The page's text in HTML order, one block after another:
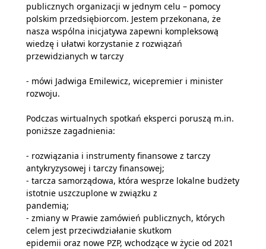
publicznych organizacji w jednym celu – pomocy
polskim przedsiębiorcom. Jestem przekonana, że
nasza wspólna inicjatywa zapewni kompleksową
wiedzę i ułatwi korzystanie z rozwiązań
przewidzianych w tarczy
- mówi Jadwiga Emilewicz, wicepremier i minister
rozwoju.
Podczas wirtualnych spotkań eksperci poruszą m.in.
poniższe zagadnienia:
- rozwiązania i instrumenty finansowe z tarczy
antykryzysowej i tarczy finansowej;
- tarcza samorządowa, która wesprze lokalne budżety
istotnie uszczuplone w związku z
pandemią;
- zmiany w Prawie zamówień publicznych, których
celem jest przeciwdziałanie skutkom
epidemii oraz nowe PZP, wchodzące w życie od 2021